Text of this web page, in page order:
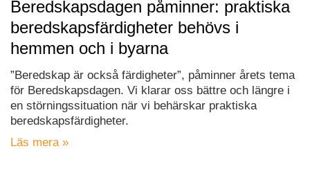
Beredskapsdagen påminner: praktiska
beredskapsfärdigheter behövs i
hemmen och i byarna
”Beredskap är också färdigheter”, påminner årets tema
för Beredskapsdagen. Vi klarar oss bättre och längre i
en störningssituation när vi behärskar praktiska
beredskapsfärdigheter.
Läs mera »